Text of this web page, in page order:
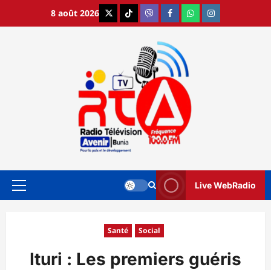
8 août 2026 X TikTokViber FacebookWhatsAppInstagram
Menu
Live WebRadio
Santé Social
Ituri : Les premiers guéris